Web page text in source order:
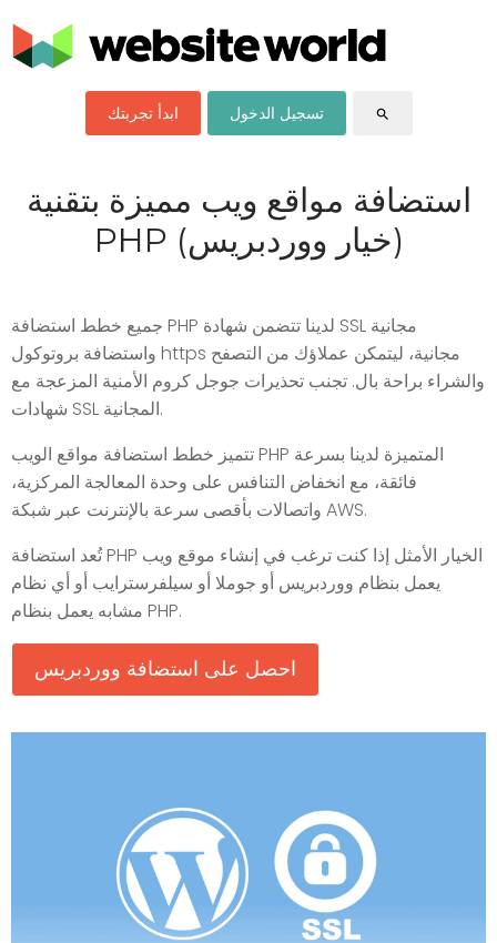
ابدأ تجربتك تسجيل الدخول search
استضافة مواقع ويب مميزة بتقنية
PHP (خيار ووردبريس)
جميع خطط استضافة PHP لدينا تتضمن شهادة SSL مجانية
واستضافة بروتوكول https مجانية، ليتمكن عملاؤك من التصفح
والشراء براحة بال. تجنب تحذيرات جوجل كروم الأمنية المزعجة مع
شهادات SSL المجانية.
تتميز خطط استضافة مواقع الويب PHP المتميزة لدينا بسرعة
فائقة، مع انخفاض التنافس على وحدة المعالجة المركزية،
واتصالات بأقصى سرعة بالإنترنت عبر شبكة AWS.
تُعد استضافة PHP الخيار الأمثل إذا كنت ترغب في إنشاء موقع ويب
يعمل بنظام ووردبريس أو جوملا أو سيلفرسترايب أو أي نظام
مشابه يعمل بنظام PHP.
احصل على استضافة ووردبريس